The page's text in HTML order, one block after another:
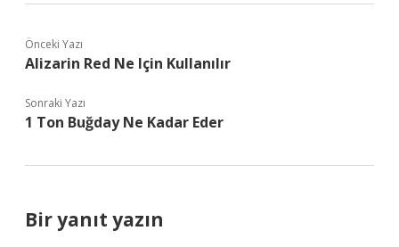
Önceki Yazı
Alizarin Red Ne Için Kullanılır
Sonraki Yazı
1 Ton Buğday Ne Kadar Eder
Bir yanıt yazın